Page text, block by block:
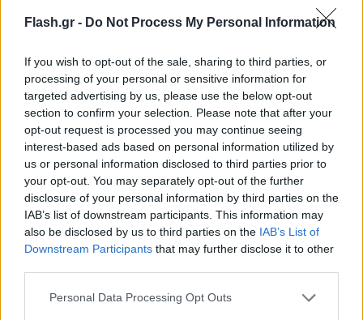
Flash.gr - Do Not Process My Personal Information
If you wish to opt-out of the sale, sharing to third parties, or
processing of your personal or sensitive information for
targeted advertising by us, please use the below opt-out
section to confirm your selection. Please note that after your
opt-out request is processed you may continue seeing
interest-based ads based on personal information utilized by
us or personal information disclosed to third parties prior to
your opt-out. You may separately opt-out of the further
disclosure of your personal information by third parties on the
IAB’s list of downstream participants. This information may
also be disclosed by us to third parties on the IAB’s List of
Downstream Participants that may further disclose it to other
Please note that this website/app uses one or more Google
Personal Data Processing Opt Outs
Παράλληλα, το γερμανικό περιοδικό, σύμφωνα με
την DW, επισημαίνει τους κινδύνους που
αντιμετωπίζει η τουρκική οικονομία:
«Η οικονομία βρίσκεται στα πρόθυρα της
κατάρρευσης, ο πληθωρισμός αγγίζει το 80%.
Περισσότερο από ποτέ οι τουρκικές επιχειρήσεις
θα ήθελαν τώρα να βασίζονται σε αξιόπιστες
σχέσεις με τα κράτη-μέλη της ΕΕ, με τα οποία